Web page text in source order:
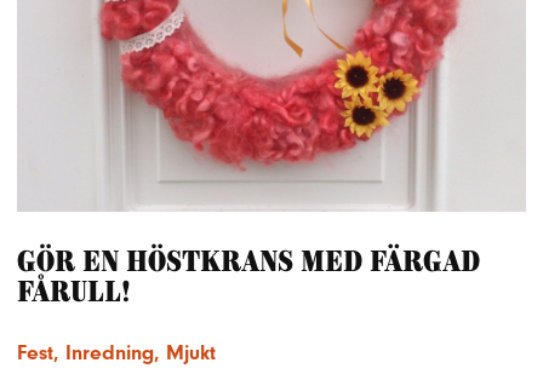
Gör en höstkrans med färgad
fårull!
Fest, Inredning, Mjukt